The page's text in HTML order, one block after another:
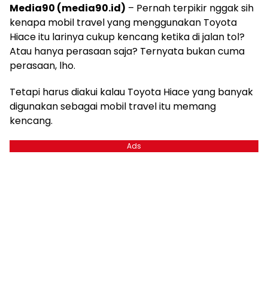
Media90 (media90.id) – Pernah terpikir nggak sih
kenapa mobil travel yang menggunakan Toyota
Hiace itu larinya cukup kencang ketika di jalan tol?
Atau hanya perasaan saja? Ternyata bukan cuma
perasaan, lho.
Tetapi harus diakui kalau Toyota Hiace yang banyak
digunakan sebagai mobil travel itu memang
kencang.
Ads